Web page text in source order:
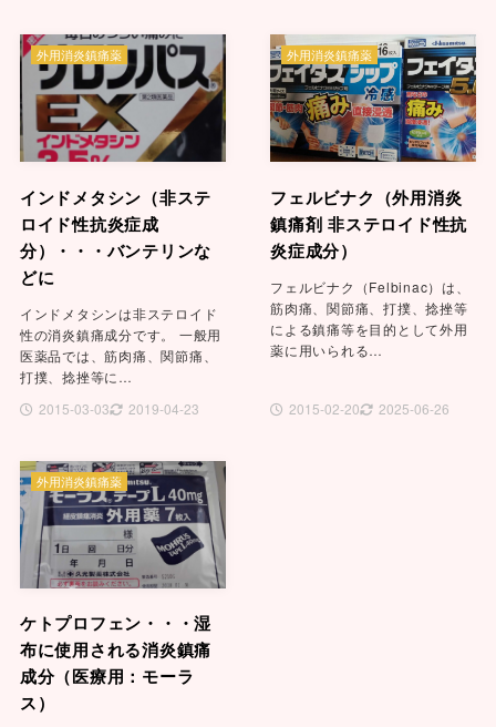
インドメタシン（非ステ
ロイド性抗炎症成
分）・・・バンテリンな
どに
インドメタシンは非ステロイド
性の消炎鎮痛成分です。 一般用
医薬品では、筋肉痛、関節痛、
打撲、捻挫等に…
2015-03-03
2019-04-23
外用消炎鎮痛薬
フェルビナク（外用消炎
鎮痛剤 非ステロイド性抗
炎症成分）
フェルビナク（Felbinac）は、
筋肉痛、関節痛、打撲、捻挫等
による鎮痛等を目的として外用
薬に用いられる…
2015-02-20 2025-06-26
外用消炎鎮痛薬
ケトプロフェン・・・湿
布に使用される消炎鎮痛
成分（医療用：モーラ
ス）
外用消炎鎮痛薬